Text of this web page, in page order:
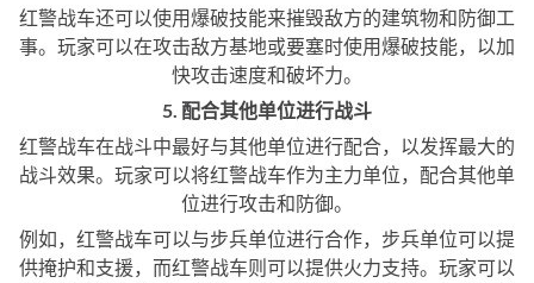
红警战车还可以使用爆破技能来摧毁敌方的建筑物和防御工
事。玩家可以在攻击敌方基地或要塞时使用爆破技能，以加
快攻击速度和破坏力。
5. 配合其他单位进行战斗
红警战车在战斗中最好与其他单位进行配合，以发挥最大的
战斗效果。玩家可以将红警战车作为主力单位，配合其他单
位进行攻击和防御。
例如，红警战车可以与步兵单位进行合作，步兵单位可以提
供掩护和支援，而红警战车则可以提供火力支持。玩家可以